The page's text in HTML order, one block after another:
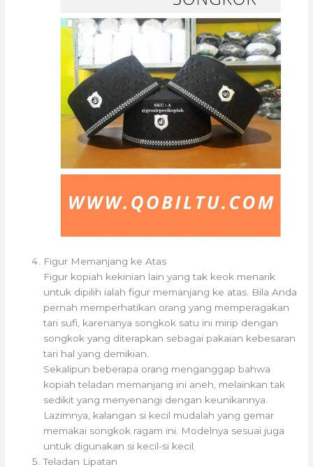
Figur Memanjang ke Atas
Figur kopiah kekinian lain yang tak keok menarik
untuk dipilih ialah figur memanjang ke atas. Bila Anda
pernah memperhatikan orang yang memperagakan
tari sufi, karenanya songkok satu ini mirip dengan
songkok yang diterapkan sebagai pakaian kebesaran
tari hal yang demikian.
Sekalipun beberapa orang menganggap bahwa
kopiah teladan memanjang ini aneh, melainkan tak
sedikit yang menyenangi dengan keunikannya.
Lazimnya, kalangan si kecil mudalah yang gemar
memakai songkok ragam ini. Modelnya sesuai juga
untuk digunakan si kecil-si kecil.
Teladan Lipatan